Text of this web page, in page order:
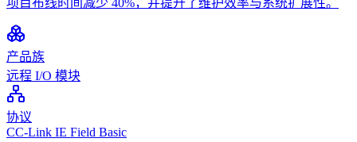
项目布线时间减少 40%，并提升了维护效率与系统扩展性。
产品族
远程 I/O 模块
协议
CC-Link IE Field Basic